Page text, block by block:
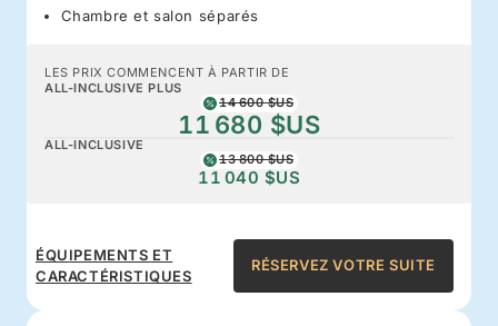
Chambre et salon séparés
LES PRIX COMMENCENT À PARTIR DE
ALL-INCLUSIVE PLUS
14 600 $US
11 680 $US
ALL-INCLUSIVE
13 800 $US
11 040 $US
ÉQUIPEMENTS ET
CARACTÉRISTIQUES
RÉSERVEZ VOTRE SUITE